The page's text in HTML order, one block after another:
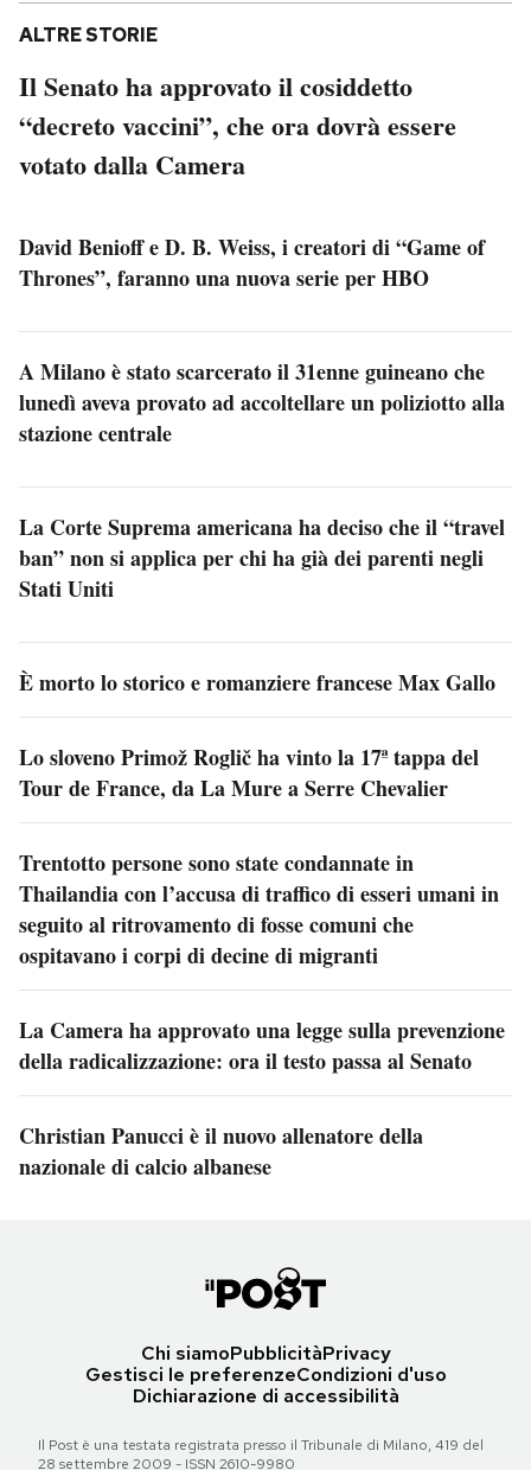
ALTRE STORIE
Il Senato ha approvato il cosiddetto
“decreto vaccini”, che ora dovrà essere
votato dalla Camera
David Benioff e D. B. Weiss, i creatori di “Game of
Thrones”, faranno una nuova serie per HBO
A Milano è stato scarcerato il 31enne guineano che
lunedì aveva provato ad accoltellare un poliziotto alla
stazione centrale
La Corte Suprema americana ha deciso che il “travel
ban” non si applica per chi ha già dei parenti negli
Stati Uniti
È morto lo storico e romanziere francese Max Gallo
Lo sloveno Primož Roglič ha vinto la 17ª tappa del
Tour de France, da La Mure a Serre Chevalier
Trentotto persone sono state condannate in
Thailandia con l’accusa di traffico di esseri umani in
seguito al ritrovamento di fosse comuni che
ospitavano i corpi di decine di migranti
La Camera ha approvato una legge sulla prevenzione
della radicalizzazione: ora il testo passa al Senato
Christian Panucci è il nuovo allenatore della
nazionale di calcio albanese
Chi siamoPubblicitàPrivacy
Gestisci le preferenzeCondizioni d'uso
Dichiarazione di accessibilità
Il Post è una testata registrata presso il Tribunale di Milano, 419 del
28 settembre 2009 - ISSN 2610-9980